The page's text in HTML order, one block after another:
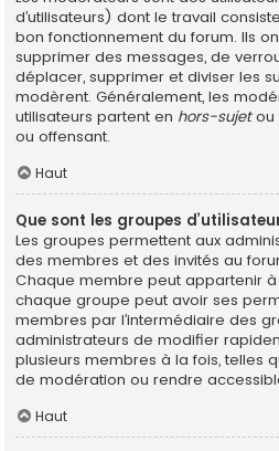
d’utilisateurs) dont le travail
bon fonctionnement du forum. Ils
supprimer des messages, de
déplacer, supprimer et diviser les
modèrent. Généralement, les
utilisateurs partent en hors-sujetou
ou offensant.
Haut
Que sont les groupes
Les groupes permettent aux
des membres et des invités au
Chaque membre peut appartenir
chaque groupe peut avoir ses
membres par l’intermédiaire des
administrateurs de modifier
plusieurs membres à la fois, telles
de modération ou rendre
Haut